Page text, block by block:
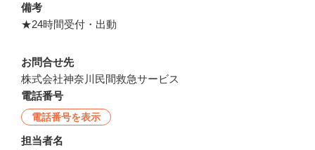
備考
★24時間受付・出動
お問合せ先
株式会社神奈川民間救急サービス
電話番号
電話番号を表示
担当者名